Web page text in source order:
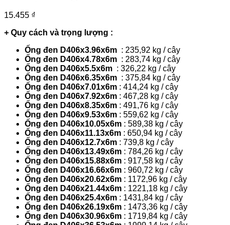
15.455 ₫
+ Quy cách và trọng lượng :
Ống đen D406x3.96x6m : 235,92 kg / cây
Ống đen D406x4.78x6m : 283,74 kg / cây
Ống đen D406x5.5x6m : 326,22 kg / cây
Ống đen D406x6.35x6m : 375,84 kg / cây
Ống đen D406x7.01x6m : 414,24 kg / cây
Ống đen D406x7.92x6m : 467,28 kg / cây
Ống đen D406x8.35x6m : 491,76 kg / cây
Ống đen D406x9.53x6m : 559,62 kg / cây
Ống đen D406x10.05x6m : 589,38 kg / cây
Ống đen D406x11.13x6m : 650,94 kg / cây
Ống đen D406x12.7x6m : 739,8 kg / cây
Ống đen D406x13.49x6m : 784,26 kg / cây
Ống đen D406x15.88x6m : 917,58 kg / cây
Ống đen D406x16.66x6m : 960,72 kg / cây
Ống đen D406x20.62x6m : 1172,96 kg / cây
Ống đen D406x21.44x6m : 1221,18 kg / cây
Ống đen D406x25.4x6m : 1431,84 kg / cây
Ống đen D406x26.19x6m : 1473,36 kg / cây
Ống đen D406x30.96x6m : 1719,84 kg / cây